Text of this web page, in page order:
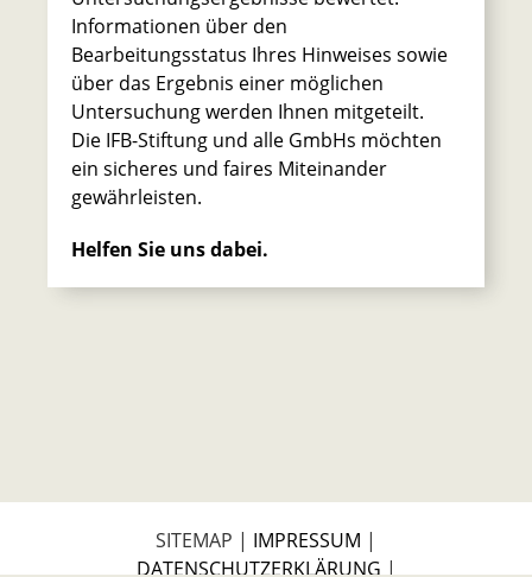
Kontakt Suche Kontrast Textgröße
Leichte Sprache
Informationen über den
Bearbeitungsstatus Ihres Hinweises sowie
über das Ergebnis einer möglichen
Untersuchung werden Ihnen mitgeteilt.
Die IFB-Stiftung und alle GmbHs möchten
ein sicheres und faires Miteinander
gewährleisten.
Helfen Sie uns dabei.
SITEMAP | IMPRESSUM |
DATENSCHUTZERKLÄRUNG|